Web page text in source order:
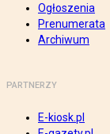
Ogłoszenia
Prenumerata
Archiwum
PARTNERZY
E-kiosk.pl